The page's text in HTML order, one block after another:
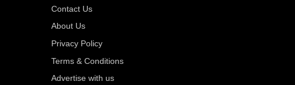
Contact Us
About Us
Privacy Policy
Terms & Conditions
Advertise with us